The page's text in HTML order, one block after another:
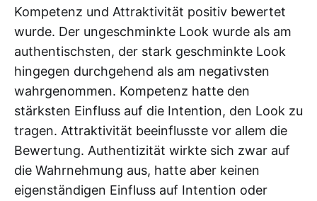
Kompetenz und Attraktivität positiv bewertet
wurde. Der ungeschminkte Look wurde als am
authentischsten, der stark geschminkte Look
hingegen durchgehend als am negativsten
wahrgenommen. Kompetenz hatte den
stärksten Einfluss auf die Intention, den Look zu
tragen. Attraktivität beeinflusste vor allem die
Bewertung. Authentizität wirkte sich zwar auf
die Wahrnehmung aus, hatte aber keinen
eigenständigen Einfluss auf Intention oder